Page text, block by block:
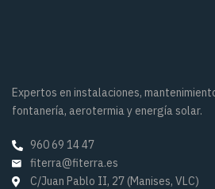
Expertos en instalaciones,
fontanería, aerotermia y energía solar.
960 69 14 47
fiterra@fiterra.es
C/Juan Pablo II, 27 (Manises, VLC)